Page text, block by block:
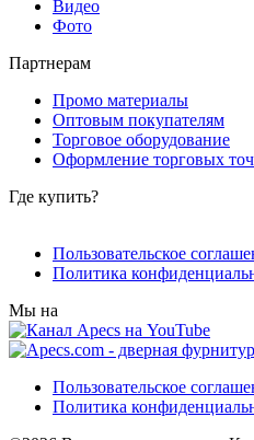
Видео
Фото
Партнерам
Промо материалы
Оптовым покупателям
Торговое оборудование
Оформление торговых
Где купить?
Пользовательское
Политика
Мы на
Пользовательское
Политика